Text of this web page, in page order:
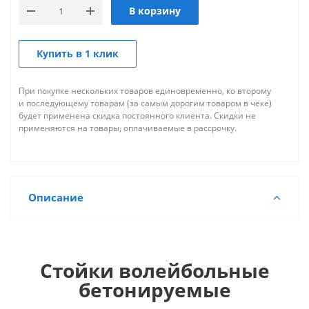
В корзину
Купить в 1 клик
При покупке нескольких товаров единовременно, ко второму
и последующему товарам (за самым дорогим товаром в чеке)
будет применена скидка постоянного клиента. Скидки не
применяются на товары, оплачиваемые в рассрочку.
Описание
Стойки волейбольные
бетонируемые